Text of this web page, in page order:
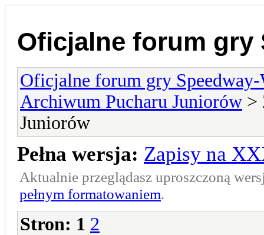
Oficjalne forum gry
Oficjalne forum gry
Archiwum Pucharu Juniorów >
Juniorów
Pełna wersja: Zapisy na
Aktualnie przeglądasz uproszczoną
pełnym formatowaniem.
Stron: 1 2